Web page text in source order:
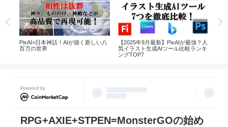
PixAI×日本神話！AIが描く新しい八
百万の世界
【2025年9月最新】PixAIが最強？人
気イラスト生成AIツール比較ランキ
ングTOP7
Powered by
RPG+AXIE+STPEN=MonsterGOの始め